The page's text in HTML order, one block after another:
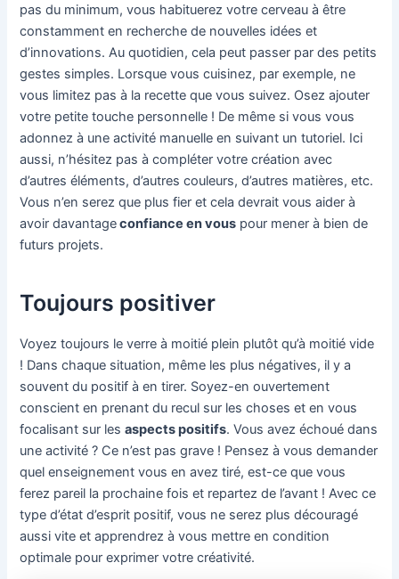
pas du minimum, vous habituerez votre cerveau à être
constamment en recherche de nouvelles idées et
d’innovations. Au quotidien, cela peut passer par des petits
gestes simples. Lorsque vous cuisinez, par exemple, ne
vous limitez pas à la recette que vous suivez. Osez ajouter
votre petite touche personnelle ! De même si vous vous
adonnez à une activité manuelle en suivant un tutoriel. Ici
aussi, n’hésitez pas à compléter votre création avec
d’autres éléments, d’autres couleurs, d’autres matières, etc.
Vous n’en serez que plus fier et cela devrait vous aider à
avoir davantageconfiance en vous pour mener à bien de
futurs projets.
Toujours positiver
Voyez toujours le verre à moitié plein plutôt qu’à moitié vide
! Dans chaque situation, même les plus négatives, il y a
souvent du positif à en tirer. Soyez-en ouvertement
conscient en prenant du recul sur les choses et en vous
focalisant sur lesaspects positifs. Vous avez échoué dans
une activité ? Ce n’est pas grave ! Pensez à vous demander
quel enseignement vous en avez tiré, est-ce que vous
ferez pareil la prochaine fois et repartez de l’avant ! Avec ce
type d’état d’esprit positif, vous ne serez plus découragé
aussi vite et apprendrez à vous mettre en condition
optimale pour exprimer votre créativité.